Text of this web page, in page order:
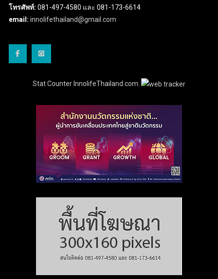
โทรศัพท์: 081-497-4580 และ 081-173-6614
email: innolifethailand@gmail.com
Stat Counter InnolifeThailand.com: